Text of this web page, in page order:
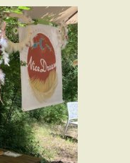
les ateliers-
réservation